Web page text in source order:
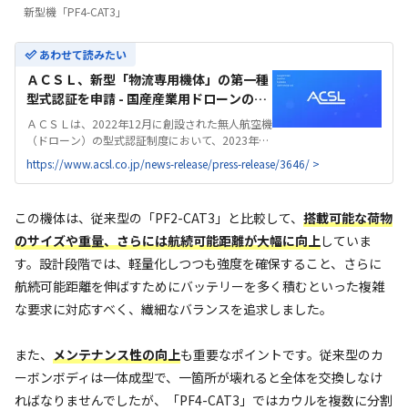
新型機「PF4-CAT3」
あわせて読みたい
ＡＣＳＬ、新型「物流専用機体」の第一種
型式認証を申請 - 国産産業用ドローンの
ACSL | 株式会社ＡＣＳＬ
ＡＣＳＬは、2022年12月に創設された無人航空機
（ドローン）の型式認証制度において、2023年3
月に日本初となる「レベル4」（有人地帯での目
視外飛行）に対応した第一種型式認証を取得 今後
の物流分野におけるドローンの社会実装加...
https://www.acsl.co.jp/news-release/press-release/3646/ >
この機体は、従来型の「PF2-CAT3」と比較して、 搭載可能な荷物
のサイズや重量、さらには航続可能距離が大幅に向上 していま
す。設計段階では、軽量化しつつも強度を確保すること、さらに
航続可能距離を伸ばすためにバッテリーを多く積むといった複雑
な要求に対応すべく、繊細なバランスを追求しました。
また、 メンテナンス性の向上も重要なポイントです。従来型のカ
ーボンボディは一体成型で、一箇所が壊れると全体を交換しなけ
ればなりませんでしたが、「PF4-CAT3」ではカウルを複数に分割